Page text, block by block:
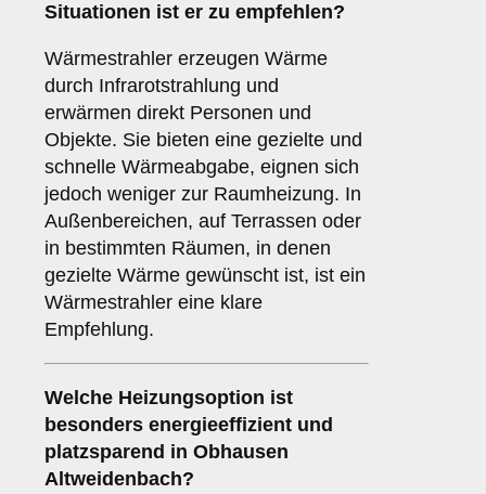
Situationen ist er zu empfehlen?
Wärmestrahler erzeugen Wärme
durch Infrarotstrahlung und
erwärmen direkt Personen und
Objekte. Sie bieten eine gezielte und
schnelle Wärmeabgabe, eignen sich
jedoch weniger zur Raumheizung. In
Außenbereichen, auf Terrassen oder
in bestimmten Räumen, in denen
gezielte Wärme gewünscht ist, ist ein
Wärmestrahler eine klare
Empfehlung.
Welche Heizungsoption ist
besonders energieeffizient und
platzsparend in Obhausen
Altweidenbach?